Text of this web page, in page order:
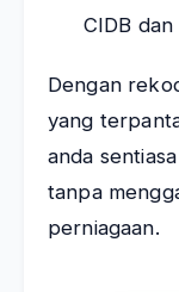
CIDB dan
Dengan
yang
anda
tanpa
perniagaan.